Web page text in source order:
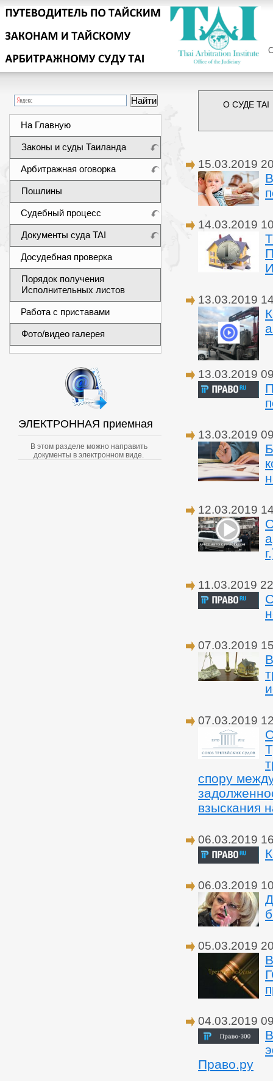
На Главную
Законы и суды Таиланда
Арбитражная оговорка
Пошлины
Судебный процесс
Документы суда TAI
Досудебная проверка
Порядок получения
Исполнительных листов
Работа с приставами
Фото/видео галерея
ЭЛЕКТРОННАЯ приемная
В этом разделе можно направить
документы в электронном виде.
О СУДЕ TAI
15.03.2019
14.03.2019
13.03.2019
13.03.2019
13.03.2019
12.03.2019
11.03.2019
07.03.2019
07.03.2019
спору
взыскания
06.03.2019
06.03.2019
05.03.2019
04.03.2019
Право.ру